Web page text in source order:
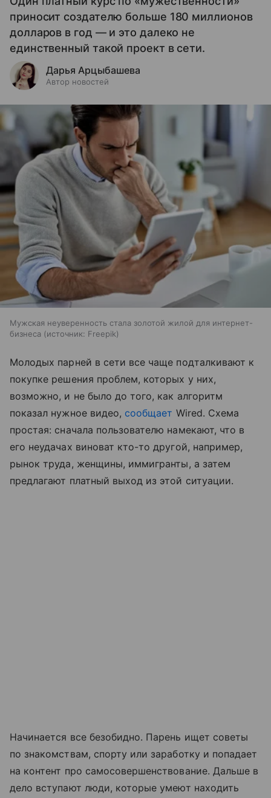
приносит создателю больше 180 миллионов
долларов в год — и это далеко не
единственный такой проект в сети.
Дарья Арцыбашева
Автор новостей
Мужская неуверенность стала золотой жилой для интернет-
бизнеса
источник: Freepik
Молодых парней в сети все чаще подталкивают к
покупке решения проблем, которых у них,
возможно, и не было до того, как алгоритм
показал нужное видео, сообщает Wired. Схема
простая: сначала пользователю намекают, что в
его неудачах виноват кто-то другой, например,
рынок труда, женщины, иммигранты, а затем
предлагают платный выход из этой ситуации.
Начинается все безобидно. Парень ищет советы
по знакомствам, спорту или заработку и попадает
на контент про самосовершенствование. Дальше в
дело вступают люди, которые умеют находить